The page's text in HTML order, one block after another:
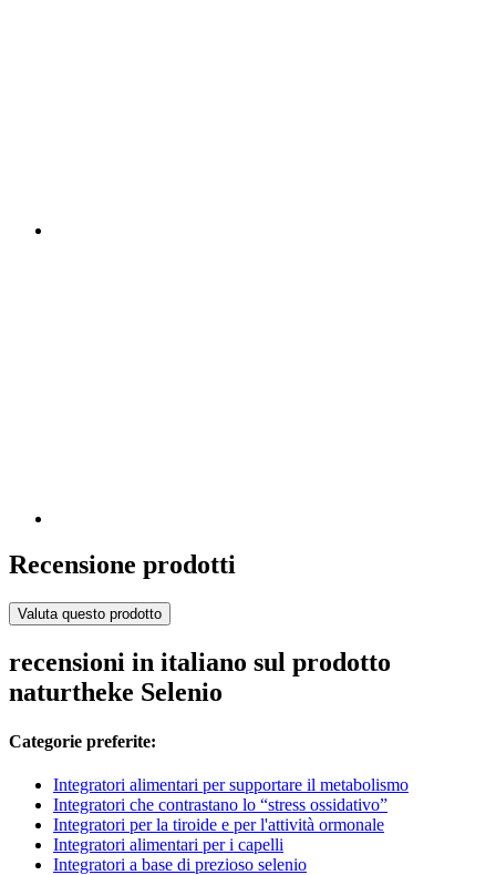
Recensione prodotti
Valuta questo prodotto
recensioni in italiano sul prodotto
naturtheke Selenio
Categorie preferite:
Integratori alimentari per supportare il metabolismo
Integratori che contrastano lo “stress ossidativo”
Integratori per la tiroide e per l'attività ormonale
Integratori alimentari per i capelli
Integratori a base di prezioso selenio